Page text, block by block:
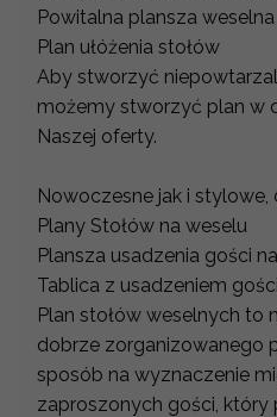
Powitalna plansza weselna
Plan ułóżenia stołów
Aby stworzyć
możemy stworzyć plan w
Naszej oferty.
Nowoczesne jak i
Plany Stołów na weselu
Plansza usadzenia gości
Tablica z usadzeniem
Plan stołów weselnych to
dobrze zorganizowanego
sposób na wyznaczenie
zaproszonych gości, który